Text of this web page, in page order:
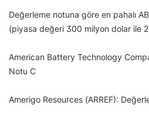
Değerleme notuna göre en pahalı
(piyasa değeri 300 milyon dolar ile 2
American Battery Technology
Notu C
Amerigo Resources (ARREF):